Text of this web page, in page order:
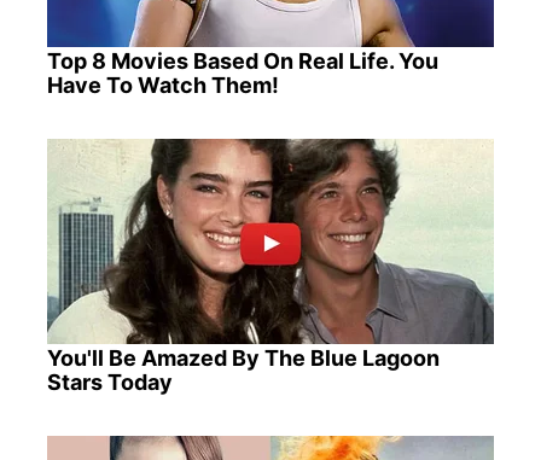
Top 8 Movies Based On Real Life. You
Have To Watch Them!
You'll Be Amazed By The Blue Lagoon
Stars Today